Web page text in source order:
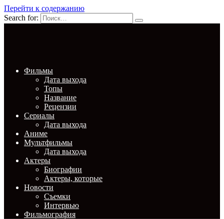
Перейти к содержанию
Search for:
Фильмы
Дата выхода
Топы
Название
Рецензии
Сериалы
Дата выхода
Аниме
Мультфильмы
Дата выхода
Актеры
Биографии
Актеры, которые
Новости
Съемки
Интервью
Фильмография